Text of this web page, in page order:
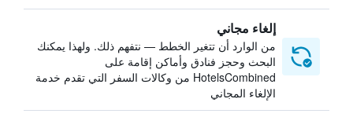
إلغاء مجاني
من الوارد أن تتغير الخطط — نتفهم ذلك. ولهذا يمكنك
البحث وحجز فنادق وأماكن إقامة على
HotelsCombined من وكالات السفر التي تقدم خدمة
الإلغاء المجاني